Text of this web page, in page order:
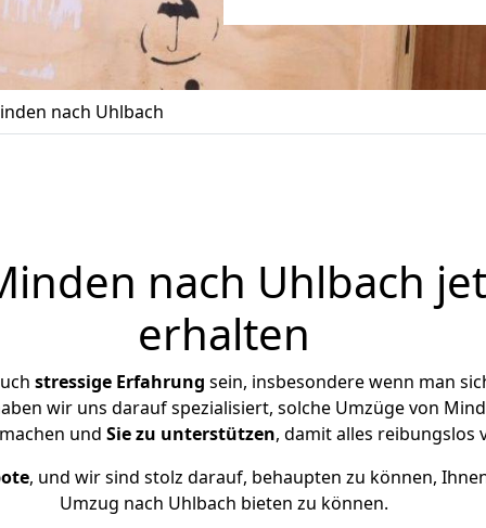
nach Uhlbach
nach Uhlbach
erhalten
stressige Erfahrung sein, insbesondere wenn man
wir uns darauf spezialisiert, solche Umzüge von
und Sie zu unterstützen, damit alles reibungslos
, und wir sind stolz darauf, behaupten zu können,
Umzug nach Uhlbach bieten zu können.